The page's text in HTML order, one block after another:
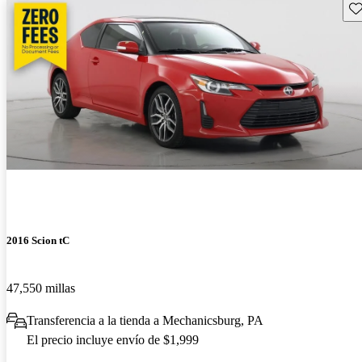
2016 Scion tC
47,550 millas
Transferencia a la tienda a Mechanicsburg, PA
El precio incluye envío de $1,999